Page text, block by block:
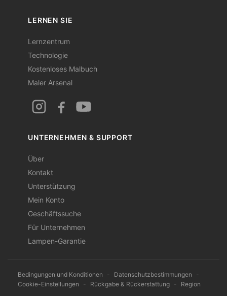
LERNEN SIE
Lernzentrum
Technologie
Kostenloses Malbuch
Maler Arsenal
UNTERNEHMEN & SUPPORT
Über
Kontakt
Unterstützung
Mein Konto
Geschäftssuche
Für Unternehmen
Lampen-Garantie
Bedingungen und Konditionen - Datenschutzbestimmungen
-
Cookie-Einstellungen
- Rückgabe & Rückerstattung - Region